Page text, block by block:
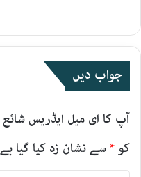
جواب دیں
آپ کا ای میل ایڈریس شائع
کو *سے نشان زد کیا گیا ہے